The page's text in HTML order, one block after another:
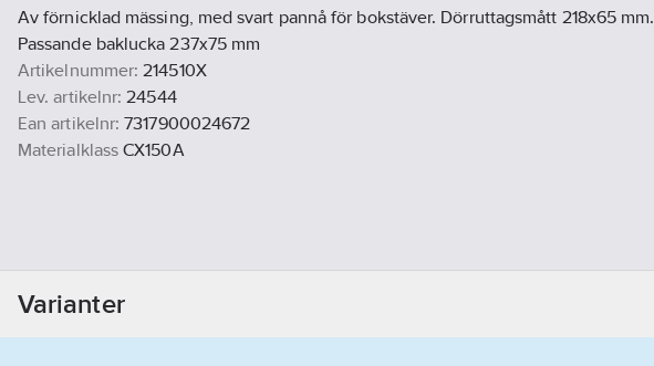
Av förnicklad mässing, med svart pannå för bokstäver. Dörruttagsmått 218x65 mm.
Passande baklucka 237x75 mm
Artikelnummer: 214510X
Lev. artikelnr: 24544
Ean artikelnr: 7317900024672
Materialklass CX150A
Varianter